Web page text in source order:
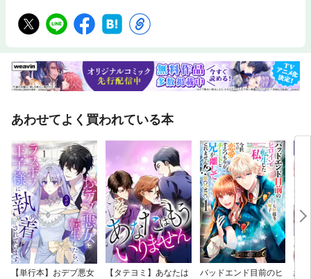
鶏肉と大根の参鶏湯風スープ・レンジでスープカレー風・かぼちゃの豆乳
ポタージュ・ブロッコリーのポタージュ・くずし豆腐の卵スープ ……et
なすの中華だれそうめん・鮭ときのこの包み塩焼きそば……etc.●Part 5
野菜やフルーツを使って！ 手作りおやつ・かぼちゃとクリームチーズの
アイス・マンゴーパイナップルシャーベット・桃のアールグレイマリネ・
c.
あわせてよく買われている本
【単行本】おデブ悪女
【タテヨミ】あなたは
バッドエンド目前のヒ
結